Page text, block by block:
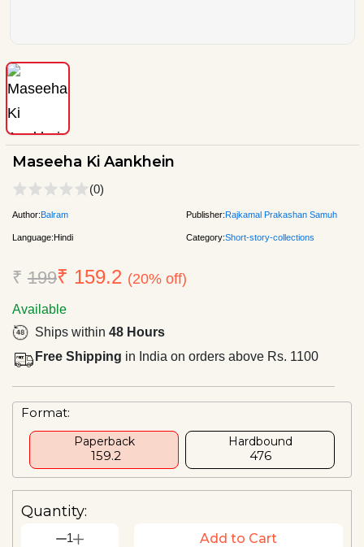
Maseeha Ki Aankhein
(0)
Author:Balram Publisher:Rajkamal Prakashan Samuh
Language:Hindi Category:Short-story-collections
₹ 199₹ 159.2 (20% off)
Available
Ships within 48 Hours
Free Shipping in India on orders above Rs. 1100
Format:
Paperback
₹ 159.2
Hardbound
₹476
Quantity:
1 Add to Cart